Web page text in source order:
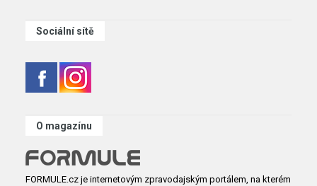
Sociální sítě
O magazínu
FORMULE.cz je internetovým zpravodajským portálem, na kterém